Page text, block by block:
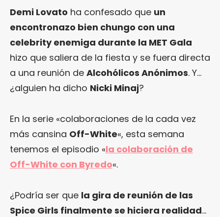
Demi Lovato ha confesado que un
encontronazo bien chungo con una
celebrity enemiga durante la MET Gala
hizo que saliera de la fiesta y se fuera directa
a una reunión de Alcohólicos Anónimos. Y…
¿alguien ha dicho Nicki Minaj?
En la serie «colaboraciones de la cada vez
más cansina Off-White«, esta semana
tenemos el episodio «la colaboración de
Off-White con Byredo«.
¿Podría ser que la gira de reunión de las
Spice Girls finalmente se hiciera realidad…